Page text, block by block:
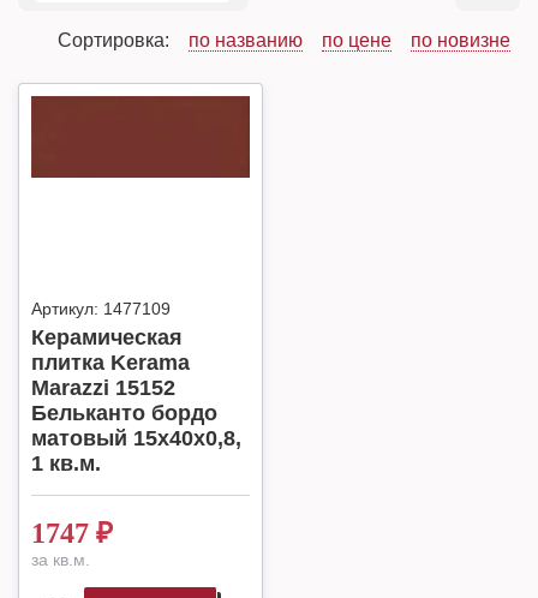
Сортировка: по названию по цене по новизне
Артикул: 1477109
Керамическая
плитка Kerama
Marazzi 15152
Бельканто бордо
матовый 15x40x0,8,
1 кв.м.
1747 ₽
за кв.м.